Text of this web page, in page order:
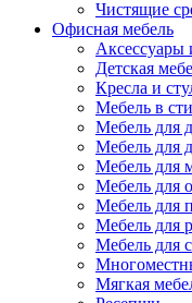
Чистящие
Офисная мебель
Аксессуары
Детская
Кресла и
Мебель в
Мебель для
Мебель для
Мебель для
Мебель для
Мебель для
Мебель для
Мебель для
Мягкая